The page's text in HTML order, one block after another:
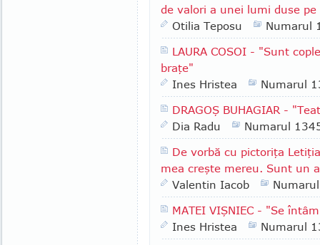
de valori a unei lumi duse pe
Otilia Teposu
Numarul
LAURA COSOI - "Sunt
braţe"
Ines Hristea
Numarul
DRAGOŞ BUHAGIAR -
Dia Radu
Numarul
De vorbă cu pictoriţa
mea creşte mereu. Sunt un
Valentin Iacob
MATEI VIŞNIEC - "Se
Ines Hristea
Numarul